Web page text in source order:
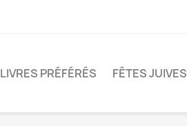
PRÉFÉRÉS FÊTES JUIVES